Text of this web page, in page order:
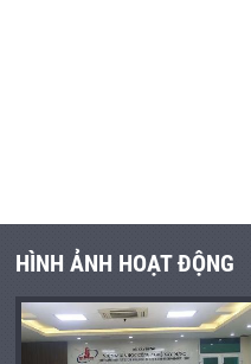
HÌNH ẢNH HOẠT ĐỘNG